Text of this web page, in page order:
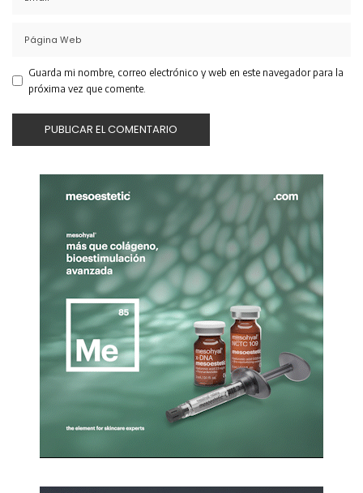
Guarda mi nombre, correo electrónico y web en este navegador para la
próxima vez que comente.